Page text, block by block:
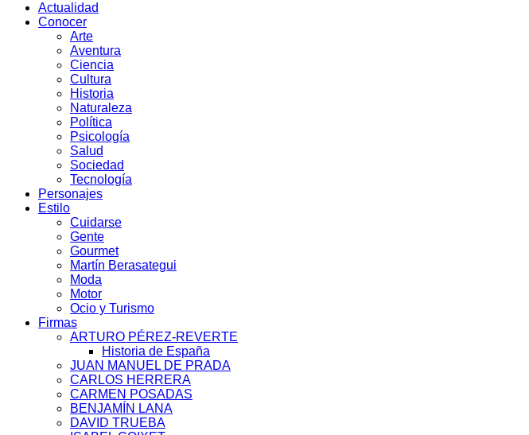
Actualidad
Conocer
Arte
Aventura
Ciencia
Cultura
Historia
Naturaleza
Política
Psicología
Salud
Sociedad
Tecnología
Personajes
Estilo
Cuidarse
Gente
Gourmet
Martín Berasategui
Moda
Motor
Ocio y Turismo
Firmas
ARTURO PÉREZ-REVERTE
Historia de España
JUAN MANUEL DE PRADA
CARLOS HERRERA
CARMEN POSADAS
BENJAMÍN LANA
DAVID TRUEBA